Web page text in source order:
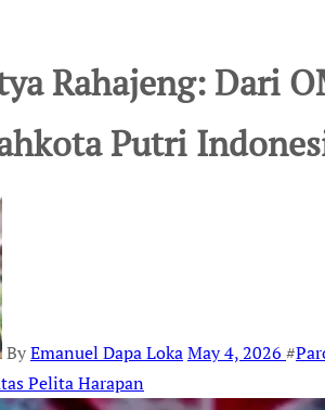
Rahajeng: Dari
Putri
ByEmanuel Dapa LokaMay 4, 2026 #
Pelita Harapan